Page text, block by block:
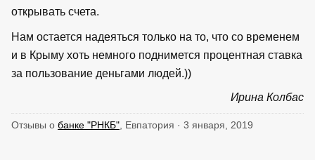
открывать счета.
Нам остается надеяться только на то, что со временем
и в Крыму хоть немного поднимется процентная ставка
за пользование деньгами людей.))
Ирина Колбас
Отзывы о банке "РНКБ" , Евпатория · 3 января, 2019